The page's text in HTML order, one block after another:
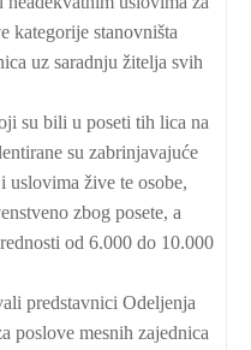
kategorije stanovništa
uz saradnju žitelja svih
su bili u poseti tih lica na
su zabrinjavajuće
žive te osobe,
zbog posete, a
od 6.000 do 10.000
predstavnici Odeljenja
poslove mesnih zajednica